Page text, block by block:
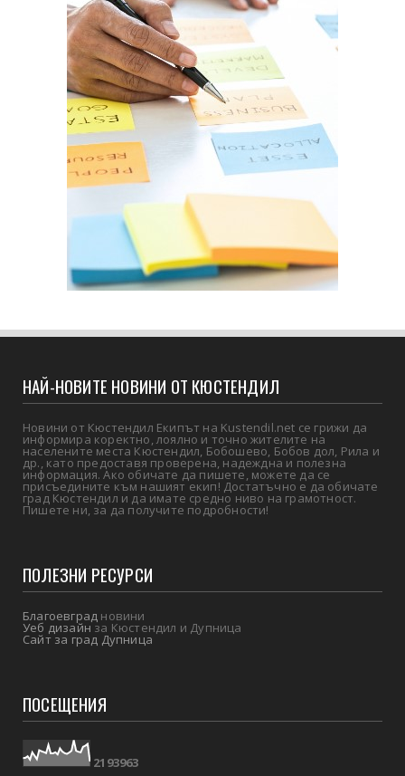
НАЙ-НОВИТЕ НОВИНИ ОТ КЮСТЕНДИЛ
Новини от Кюстендил Екипът на Kustendil.net се грижи да
информира коректно, лоялно и точно жителите на
населените места Кюстендил, Бобошево, Бобов дол, Рила и
др., като предоставя проверена, надеждна и полезна
информация. Ако обичате да пишете, можете да се
присъедините към нашият екип! Достатъчно е да обичате
град Кюстендил и да имате средно ниво на грамотност.
Пишете ни, за да получите подробности!
ПОЛЕЗНИ РЕСУРСИ
Благоевград новини
Уеб дизайнза Кюстендил и Дупница
Сайт за град Дупница
ПОСЕЩЕНИЯ
21 93963